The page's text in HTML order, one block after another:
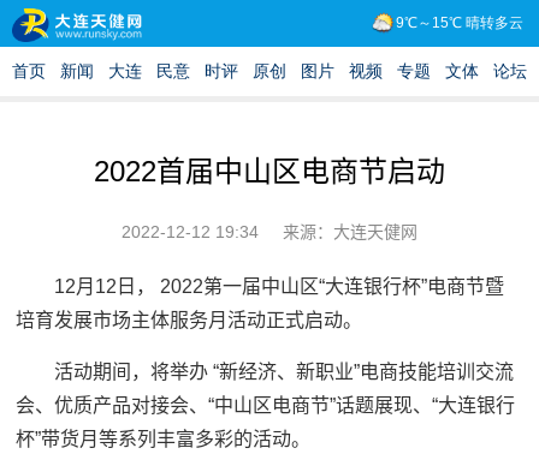
2022首届中山区电商节启动
2022-12-12 19:34 来源：大连天健网
12月12日， 2022第一届中山区“大连银行杯”电商节暨
培育发展市场主体服务月活动正式启动。
活动期间，将举办 “新经济、新职业”电商技能培训交流
会、优质产品对接会、“中山区电商节”话题展现、“大连银行
杯”带货月等系列丰富多彩的活动。